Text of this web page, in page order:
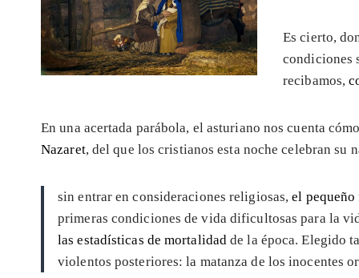
Es cierto,
condiciones
recibamos,
En una acertada parábola, el asturiano nos cuenta
Nazaret, del que los cristianos esta noche celebran su
sin entrar en consideraciones religiosas,el
primeras condiciones de vida dificultosas para la
las estadísticas de mortalidad de la época. Elegido
violentos posteriores: la matanza de los inocentes